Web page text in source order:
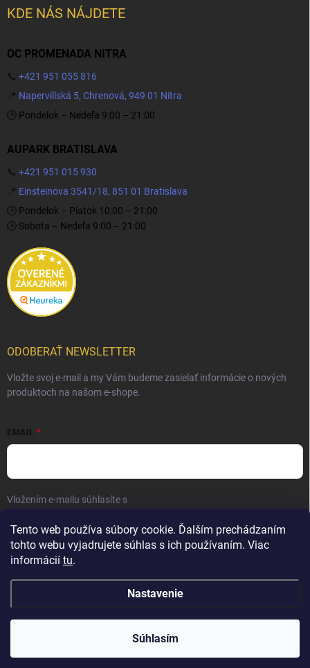
Tento web používa súbory cookie. Ďalším prechádzaním
tohto webu vyjadrujete súhlas s ich používaním. Viac
informácií tu.
Nastavenie
Súhlasím
KDE NÁS NÁJDETE
OC PROMENADA NITRA
📞 +421 951 055 816
📍 Napervillská 5, Chrenová, 949 01 Nitra
🕒 Pondelok – Nedeľa 9:00 – 21:00
AUPARK BRATISLAVA
📞 +421 951 015 930
📍 Einsteinova 3541/18, 851 01 Bratislava
🕒 Pondelok – Piatok 10:00 – 21:00
🕒 Sobota – Nedeľa 9:00 – 21:00
ODOBERAŤ NEWSLETTER
Vložte svoj e-mail a my Vám budeme zasielať informácie o nových
produktoch na našom e-shope.
EMAIL
Vložením e-mailu súhlasíte s
Prihlásiť sa
Elite Palace . Všetky práva vyhradené.